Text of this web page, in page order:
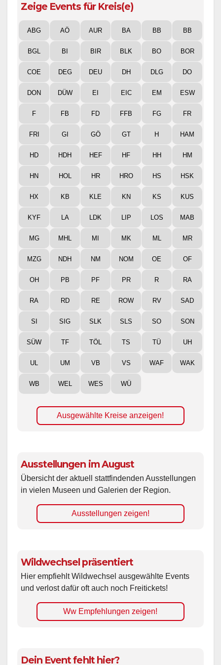
Zeige Events für Kreis(e)
ABG AÖ AUR BA BB BB
BGL BI BIR BLK BO BOR
COE DEG DEU DH DLG DO
DON DÜW EI EIC EM ESW
F FB FD FFB FG FR
FRI GI GÖ GT H HAM
HD HDH HEF HF HH HM
HN HOL HR HRO HS HSK
HX KB KLE KN KS KUS
KYF LA LDK LIP LOS MAB
MG MHL MI MK ML MR
MZG NDH NM NOM OE OF
OH PB PF PR R RA
RA RD RE ROW RV SAD
SI SIG SLK SLS SO SON
SÜW TF TÖL TS TÜ UH
UL UM VB VS WAF WAK
WB WEL WES WÜ
Ausgewählte Kreise anzeigen!
Ausstellungen im August
Übersicht der aktuell stattfindenden Ausstellungen
in vielen Museen und Galerien der Region.
Ausstellungen zeigen!
Wildwechsel präsentiert
Hier empfiehlt Wildwechsel ausgewählte Events
und verlost dafür oft auch noch Freitickets!
Ww Empfehlungen zeigen!
Dein Event fehlt hier?